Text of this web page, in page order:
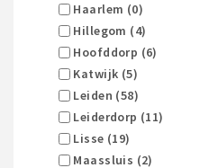
Haarlem (0)
Hillegom (4)
Hoofddorp (6)
Katwijk (5)
Leiden (58)
Leiderdorp (11)
Lisse (19)
Maassluis (2)